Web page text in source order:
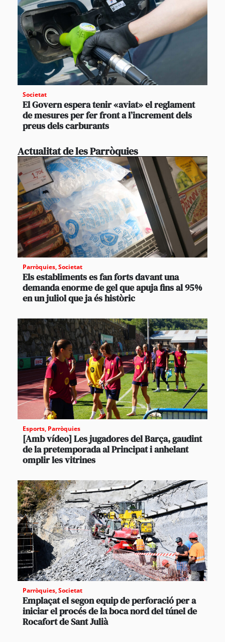
Societat
El Govern espera tenir «aviat» el reglament
de mesures per fer front a l’increment dels
preus dels carburants
Actualitat de les Parròquies
Parròquies,Societat
Els establiments es fan forts davant una
demanda enorme de gel que apuja fins al 95%
en un juliol que ja és històric
Esports, Parròquies
[Amb vídeo] Les jugadores del Barça, gaudint
de la pretemporada al Principat i anhelant
omplir les vitrines
Parròquies,Societat
Emplaçat el segon equip de perforació per a
iniciar el procés de la boca nord del túnel de
Rocafort de Sant Julià